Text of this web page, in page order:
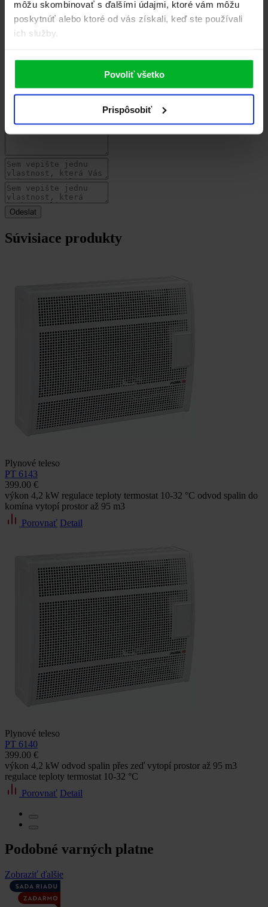
môžu skombinovať s ďalšími údajmi, ktoré vám môžu
poskytnúť alebo ktoré od vás získali, keď ste používali
ich služby.
Povoliť všetko
Prispôsobiť
Buďte první, kdo produkt VDIS 642 FF ohodnotí.
Napsat uživatelskou recenzi
Súvisiace produkty
Plynové teleso
PT 6143
399.00 €
výkon 4,2 kW regulace teploty termostat 10-32 °C odvod spalin do
komína vytopí prostor až 95 m3
Porovnať Detail
Plynové teleso
PT 6140
399.00 €
výkon 4,2 kW odvod spalin přes zeď vytopí prostor až 95 m3
regulace teploty termostat 10-32 °C
Porovnať Detail
Podobné varných platne
Zobraziť ďalšie